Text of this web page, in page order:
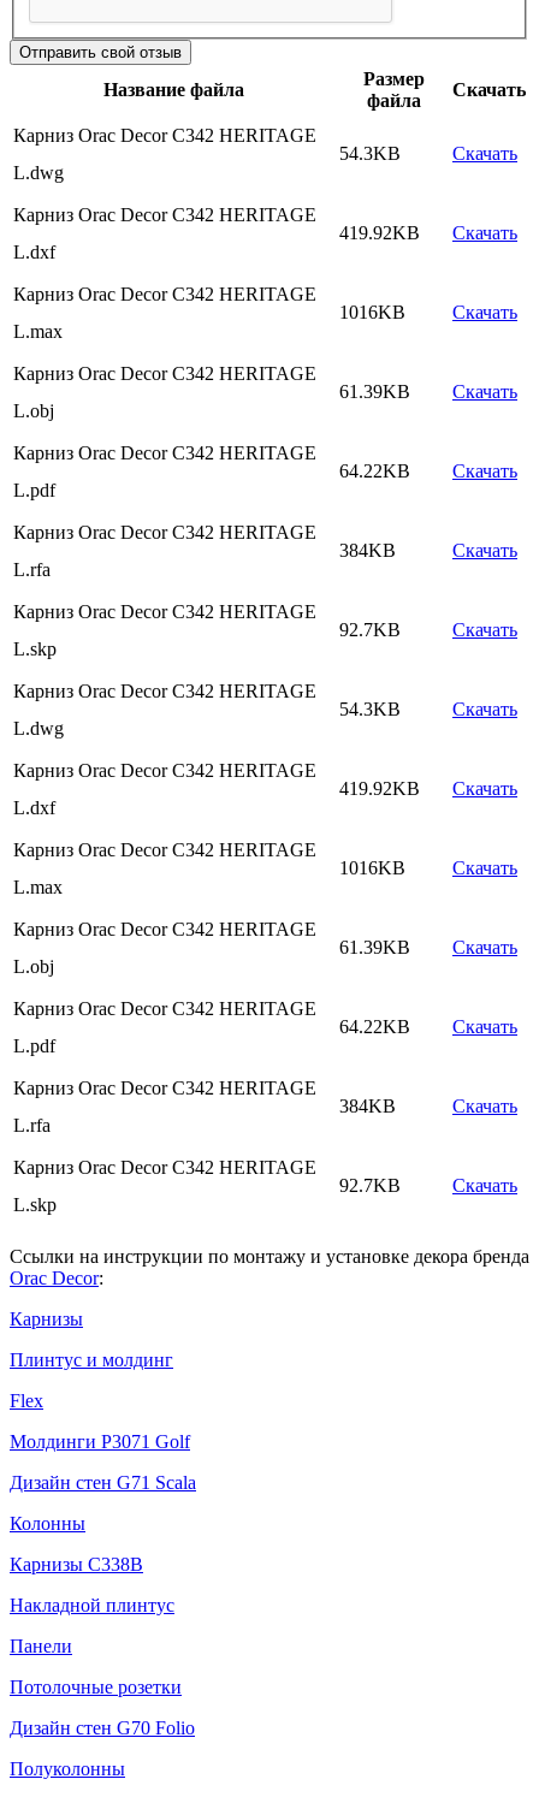
Отправить свой отзыв
Название файла
Размер
файла
Скачать
Карниз Orac Decor C342 HERITAGE
L.dwg
54.3KB Скачать
Карниз Orac Decor C342 HERITAGE
L.dxf
419.92KB Скачать
Карниз Orac Decor C342 HERITAGE
L.max
1016KB Скачать
Карниз Orac Decor C342 HERITAGE
L.obj
61.39KB Скачать
Карниз Orac Decor C342 HERITAGE
L.pdf
64.22KB Скачать
Карниз Orac Decor C342 HERITAGE
L.rfa
384KB Скачать
Карниз Orac Decor C342 HERITAGE
L.skp
92.7KB Скачать
Карниз Orac Decor C342 HERITAGE
L.dwg
54.3KB Скачать
Карниз Orac Decor C342 HERITAGE
L.dxf
419.92KB Скачать
Карниз Orac Decor C342 HERITAGE
L.max
1016KB Скачать
Карниз Orac Decor C342 HERITAGE
L.obj
61.39KB Скачать
Карниз Orac Decor C342 HERITAGE
L.pdf
64.22KB Скачать
Карниз Orac Decor C342 HERITAGE
L.rfa
384KB Скачать
Карниз Orac Decor C342 HERITAGE
L.skp
92.7KB Скачать
Ссылки на инструкции по монтажу и установке декора бренда
Orac Decor:
Карнизы
Плинтус и молдинг
Flex
Молдинги P3071 Golf
Дизайн стен G71 Scala
Колонны
Карнизы С338В
Накладной плинтус
Панели
Потолочные розетки
Дизайн стен G70 Folio
Полуколонны